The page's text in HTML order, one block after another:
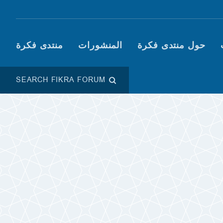
Main navigation (Fikra
حول منتدى فكرة المنشورات منتدى فكرة
SEARCH FIKRA FORUM